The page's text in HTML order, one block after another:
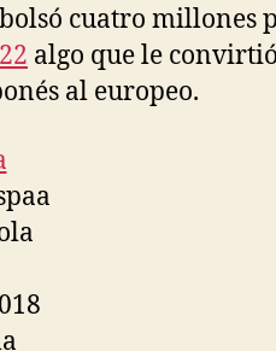
cuatro millones
algo que le
al europeo.